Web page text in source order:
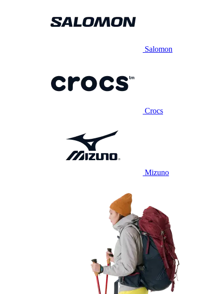
Salomon
Crocs
Mizuno